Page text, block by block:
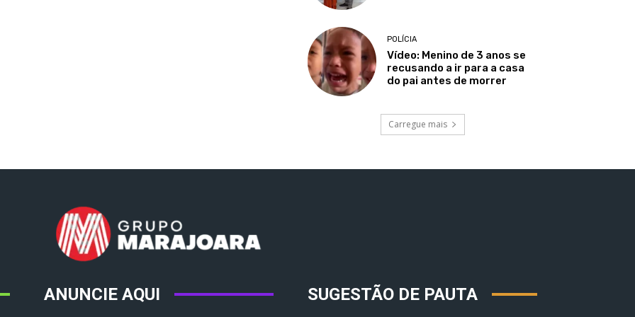
POLÍCIA
Vídeo: Menino de 3 anos se
recusando a ir para a casa
do pai antes de morrer
Carregue mais
ANUNCIE AQUI SUGESTÃO DE PAUTA